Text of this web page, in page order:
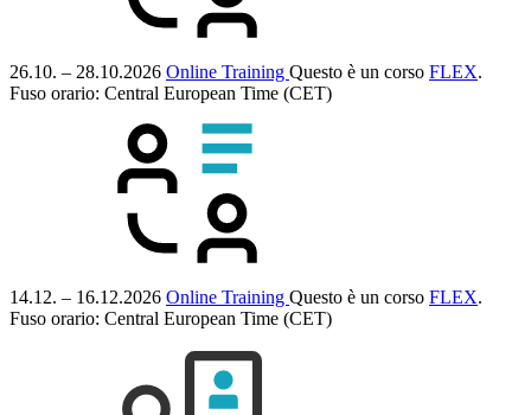
26.10. – 28.10.2026 Online Training Questo è un corso FLEX.
Fuso orario: Central European Time (CET)
14.12. – 16.12.2026 Online Training Questo è un corso FLEX.
Fuso orario: Central European Time (CET)